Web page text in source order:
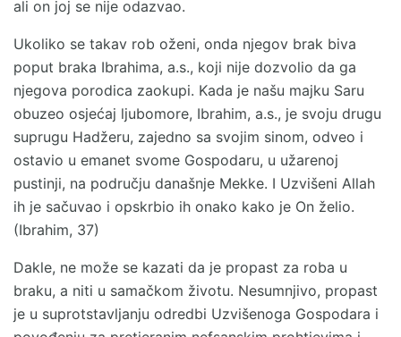
ali on joj se nije odazvao.
Ukoliko se takav rob oženi, onda njegov brak biva
poput braka Ibrahima, a.s., koji nije dozvolio da ga
njegova porodica zaokupi. Kada je našu majku Saru
obuzeo osjećaj ljubomore, Ibrahim, a.s., je svoju drugu
suprugu Hadžeru, zajedno sa svojim sinom, odveo i
ostavio u emanet svome Gospodaru, u užarenoj
pustinji, na području današnje Mekke. I Uzvišeni Allah
ih je sačuvao i opskrbio ih onako kako je On želio.
(Ibrahim, 37)
Dakle, ne može se kazati da je propast za roba u
braku, a niti u samačkom životu. Nesumnjivo, propast
je u suprotstavljanju odredbi Uzvišenoga Gospodara i